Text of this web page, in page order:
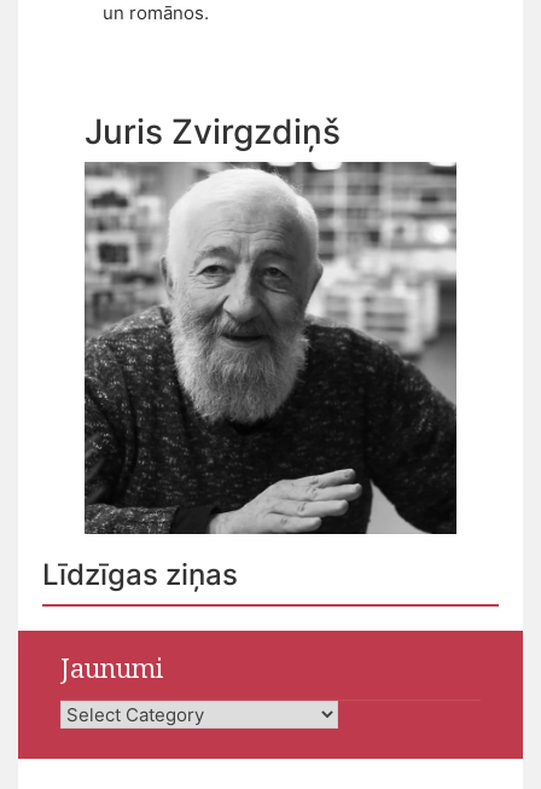
un romānos.
Juris Zvirgzdiņš
Līdzīgas ziņas
Jaunumi
Jaunumi